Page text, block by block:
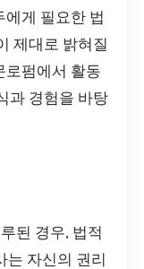
에게 필요한 법
제대로 밝혀질
로펌에서 활동
과 경험을 바탕
된 경우, 법적
는 자신의 권리